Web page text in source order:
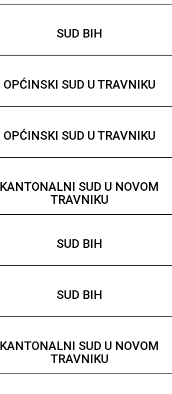
SUD BIH
OPĆINSKI SUD U TRAVNIKU
OPĆINSKI SUD U TRAVNIKU
KANTONALNI SUD U NOVOM
TRAVNIKU
SUD BIH
SUD BIH
KANTONALNI SUD U NOVOM
TRAVNIKU